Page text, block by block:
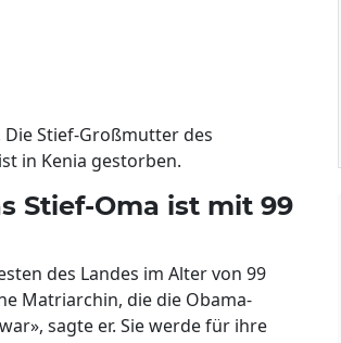
Stief-Großmutter des
in Kenia gestorben.
Stief-Oma ist mit 99
des Landes im Alter von 99
Matriarchin, die die Obama-
sagte er. Sie werde für ihre